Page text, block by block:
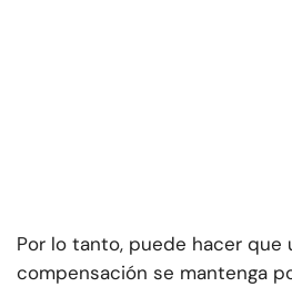
Por lo tanto, puede hacer que
compensación se mantenga